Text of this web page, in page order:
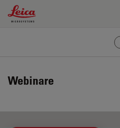
Leica Microsystems Logo
Webinare